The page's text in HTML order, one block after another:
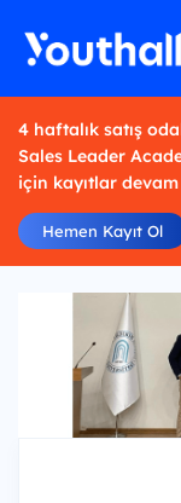
4 haftalık satış
Sales Leader
için kayıtlar
Hemen Kayıt Ol